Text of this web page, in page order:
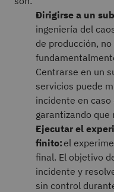
Dirigirse a un
ingeniería del
de producción,
Centrarse en un
servicios puede
incidente en caso
garantizando
Ejecutar el
finito:el
final. El objetivo
incidente y
sin control